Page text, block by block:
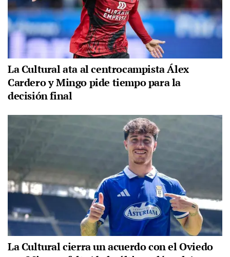
La Cultural ata al centrocampista Álex
Cardero y Mingo pide tiempo para la
decisión final
La Cultural cierra un acuerdo con el Oviedo